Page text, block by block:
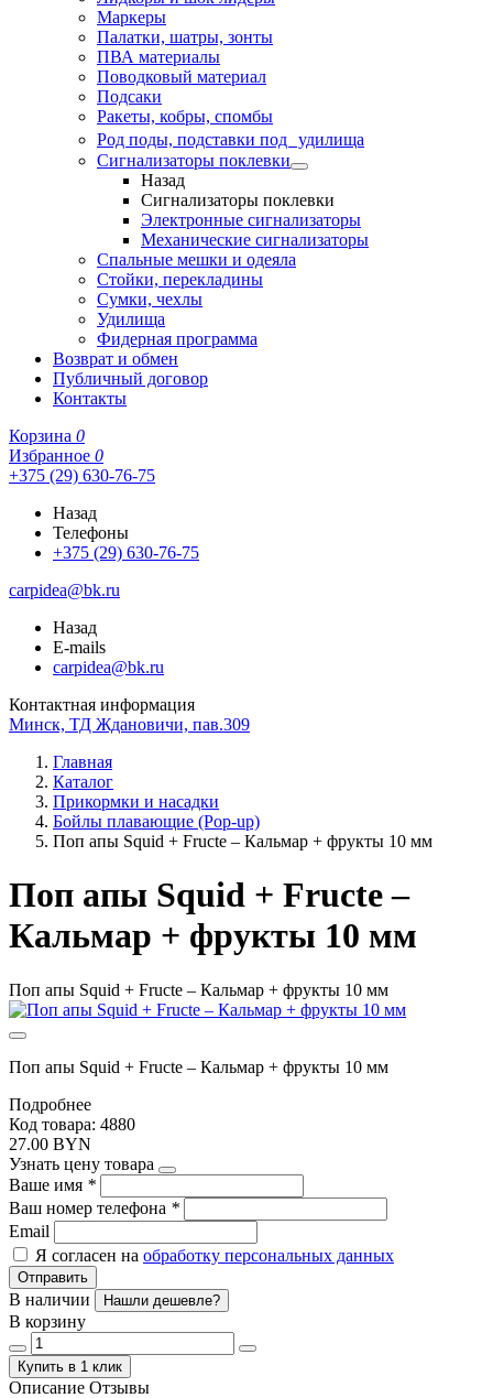
Маркеры
Палатки, шатры, зонты
ПВА материалы
Поводковый материал
Подсаки
Ракеты, кобры, спомбы
Род поды, подставки под удилища
Сигнализаторы поклевки
Назад
Сигнализаторы поклевки
Электронные сигнализаторы
Механические сигнализаторы
Спальные мешки и одеяла
Стойки, перекладины
Сумки, чехлы
Удилища
Фидерная программа
Возврат и обмен
Публичный договор
Контакты
Корзина 0
Избранное 0
+375 (29) 630-76-75
Назад
Телефоны
+375 (29) 630-76-75
carpidea@bk.ru
Назад
E-mails
carpidea@bk.ru
Контактная информация
Минск, ТД Ждановичи, пав.309
Главная
Каталог
Прикормки и насадки
Бойлы плавающие (Pop-up)
Поп апы Squid + Fructe – Кальмар + фрукты 10 мм
Поп апы Squid + Fructe –
Кальмар + фрукты 10 мм
Поп апы Squid + Fructe – Кальмар + фрукты 10 мм
Поп апы Squid + Fructe – Кальмар + фрукты 10 мм
Подробнее
Код товара: 4880
27.00 BYN
Узнать цену товара
Ваше имя *
Ваш номер телефона *
Email
Я согласен на обработку персональных данных
Отправить
В наличии Нашли дешевле?
В корзину
Купить в 1 клик
Описание Отзывы